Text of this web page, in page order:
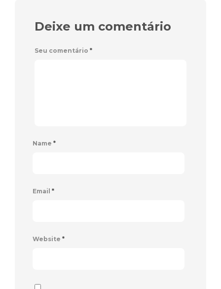
Deixe um comentário
Seu comentário *
Name *
Email *
Website *